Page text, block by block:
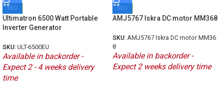
ΝΕΟ
Ultimatron 6500 Watt Portable
Inverter Generator
SKU: ULT-6500EU
Available in backorder -
Expect 2 - 4 weeks delivery
time
ΝΕΟ
AMJ5767 Iskra DC motor MM368
SKU: AMJ5767 Iskra DC motor MM36
8
Available in backorder -
Expect 2 weeks delivery time